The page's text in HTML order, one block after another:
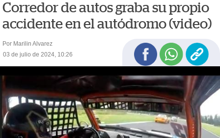
Corredor de autos graba su propio
accidente en el autódromo (video)
Por Marilin Alvarez
03 de julio de 2024, 10:26